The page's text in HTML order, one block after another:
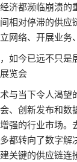
济都濒临崩溃的
相对停滞的供应
网络、开展业务
如今已远不只是
览会
与当下令人渴望
、创新发布和数
强的行业市场。
都转向了数字解
关键的供应链连